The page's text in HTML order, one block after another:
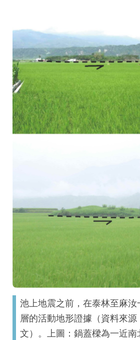
池上地震之前，在泰林至麻
層的活動地形證據（資料來
文）。上圖：鍋蓋樑為一近